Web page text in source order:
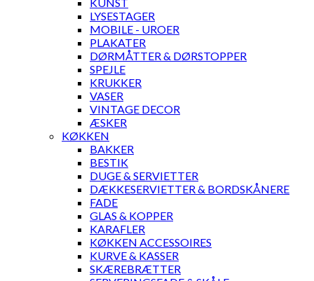
LYSESTAGER
MOBILE - UROER
PLAKATER
DØRMÅTTER & DØRSTOPPER
SPEJLE
KRUKKER
VASER
VINTAGE DECOR
ÆSKER
KØKKEN
BAKKER
BESTIK
DUGE & SERVIETTER
DÆKKESERVIETTER & BORDSKÅNERE
FADE
GLAS & KOPPER
KARAFLER
KØKKEN ACCESSOIRES
KURVE & KASSER
SKÆREBRÆTTER